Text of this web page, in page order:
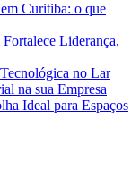
Curitiba: o que
Liderança,
no Lar
na sua Empresa
Ideal para Espaços